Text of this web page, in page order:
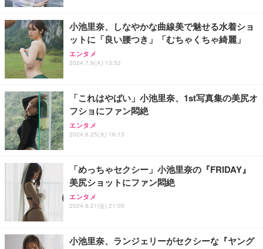
小池里奈、しなやかな曲線美で魅せる水着ショ
ットに「良い腰つき」「むちゃくちゃ綺麗」
エンタメ
2024.7.9(火) 13:52
「これはやばい」小池里奈、1st写真集の美尻オ
フショにファン悶絶
エンタメ
2024.6.25(火) 16:13
「めっちゃセクシー」小池里奈の『FRIDAY』
美尻ショットにファン悶絶
エンタメ
2024.6.21(金) 21:05
小池里奈、ランジェリーがセクシーな『ヤング